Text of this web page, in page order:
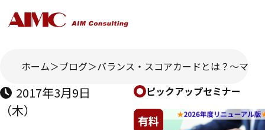
ホーム ブログ バランス・スコアカードとは？～マネ
2017年3月9日
（木）
ピックアップセミナー
有料